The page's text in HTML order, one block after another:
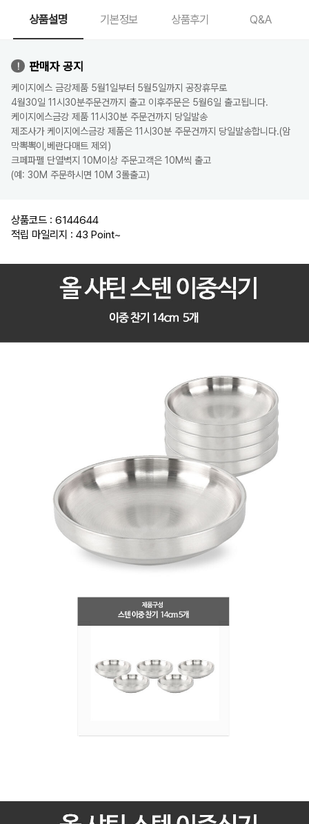
상품설명 기본정보 상품후기 Q&A
판매자 공지
케이지에스 금강제품 5월1일부터 5월5일까지 공장휴무로
4월30일 11시30분주문건까지 출고 이후주문은 5월6일 출고됩니다.
케이지에스금강 제품 11시30분 주문건까지 당일발송
제조사가 케이지에스금강 제품은 11시30분 주문건까지 당일발송합니다.(암
막뽁뽁이,베란다매트 제외)
크페파펠 단열벽지 10M이상 주문고객은 10M씩 출고
(예: 30M 주문하시면 10M 3롤출고)
상품코드 : 6144644
적립 마일리지 : 43 Point~